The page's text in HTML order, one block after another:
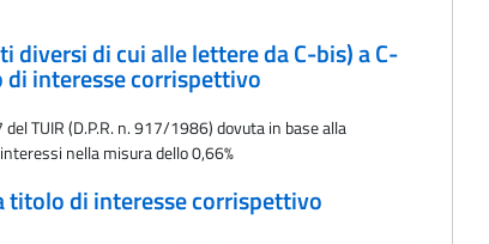
di cui alle lettere da C-bis) a C-
di interesse corrispettivo
TUIR (D.P.R. n. 917/1986) dovuta in base alla
nella misura dello 0,66%
titolo di interesse corrispettivo